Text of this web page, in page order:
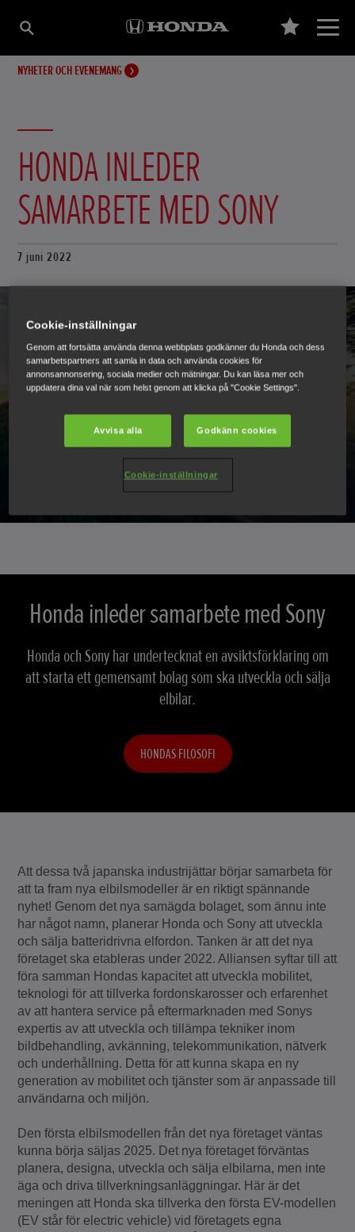
NYHETER OCH EVENEMANG
HONDA INLEDER
SAMARBETE MED SONY
7 juni 2022
Honda inleder samarbete med Sony
Honda och Sony har undertecknat en avsiktsförklaring om
att starta ett gemensamt bolag som ska utveckla och sälja
elbilar.
HONDAS FILOSOFI
Att dessa två japanska industrijättar börjar samarbeta för
att ta fram nya elbilsmodeller är en riktigt spännande
nyhet! Genom det nya samägda bolaget, som ännu inte
har något namn, planerar Honda och Sony att utveckla
och sälja batteridrivna elfordon. Tanken är att det nya
företaget ska etableras under 2022. Alliansen syftar till att
föra samman Hondas kapacitet att utveckla mobilitet,
teknologi för att tillverka fordonskarosser och erfarenhet
av att hantera service på eftermarknaden med Sonys
expertis av att utveckla och tillämpa tekniker inom
bildbehandling, avkänning, telekommunikation, nätverk
och underhållning. Detta för att kunna skapa en ny
generation av mobilitet och tjänster som är anpassade till
användarna och miljön.
Den första elbilsmodellen från det nya företaget väntas
kunna börja säljas 2025. Det nya företaget förväntas
planera, designa, utveckla och sälja elbilarna, men inte
äga och driva tillverkningsanläggningar. Här är det
meningen att Honda ska tillverka den första EV-modellen
(EV står för electric vehicle) vid företagets egna
Cookie-inställningar
Genom att fortsätta använda denna webbplats godkänner du Honda och dess
samarbetspartners att samla in data och använda cookies för
annonsannonsering, sociala medier och mätningar. Du kan läsa mer och
uppdatera dina val när som helst genom att klicka på "Cookie Settings".
Avvisa alla Godkänn cookies
Cookie-inställningar